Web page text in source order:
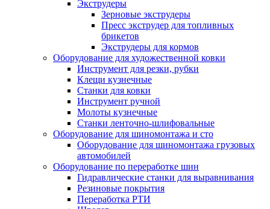
Экструдеры
Зерновые экструдеры
Пресс экструдер для топливных
брикетов
Экструдеры для кормов
Оборудование для художественной ковки
Инструмент для резки, рубки
Клещи кузнечные
Станки для ковки
Инструмент ручной
Молоты кузнечные
Станки ленточно-шлифовальные
Оборудование для шиномонтажа и сто
Оборудование для шиномонтажа грузовых
автомобилей
Оборудование по переработке шин
Гидравлические станки для выравнивания
Резиновые покрытия
Переработка РТИ